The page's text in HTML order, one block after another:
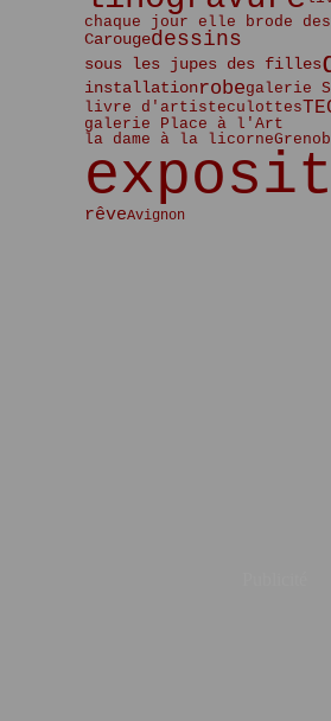
Janvier(4)
Février(1)
Janvier (3)
Mars
(6)
Février (3)
Janvier(5)
Avril(2)
Mars(5)
Février(2)
Janvier(4)
Avril(4)
Mars(2)
Février(1)
chaque jour elle brode
Carougedessins
sous les jupes des filles
installationrobegalerie
livre d'artisteculottes
galerie Place à l'Art
la dame à la licorne
rêveAvignon